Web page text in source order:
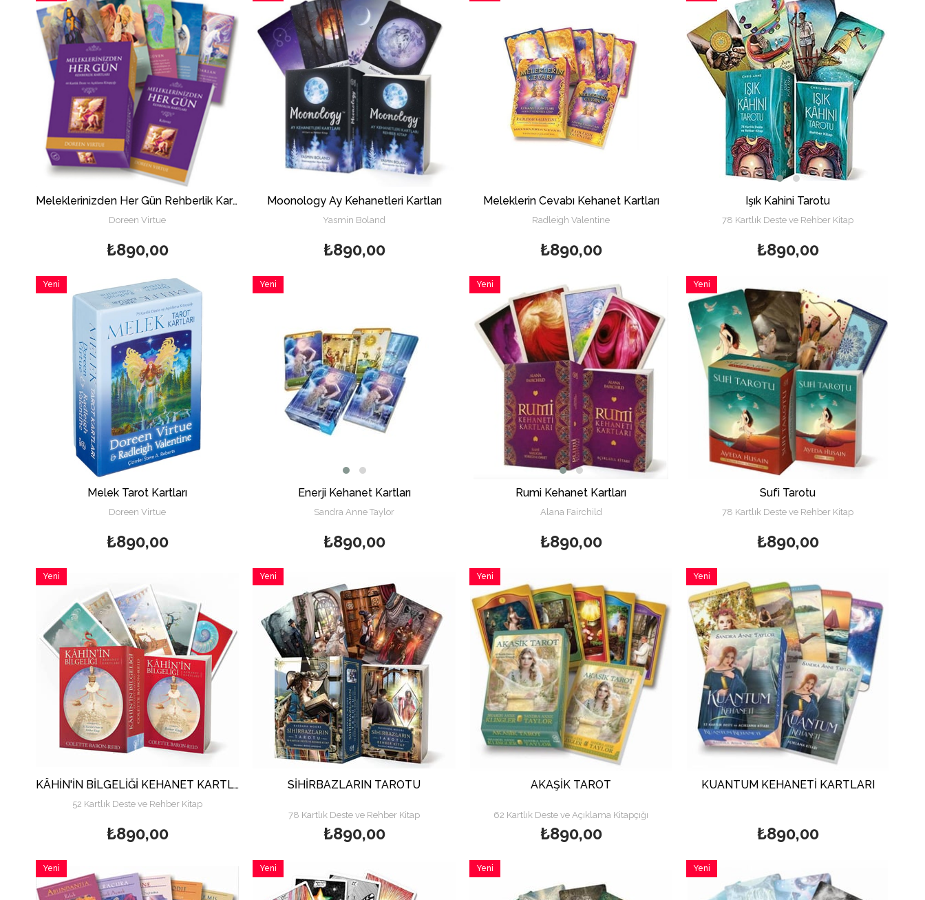
Meleklerinizden Her Gün Rehberlik Kartları
Doreen Virtue
₺890,00
Ürün
Moonology Ay Kehanetleri Kartları
Yasmin Boland
₺890,00
Meleklerin Cevabı Kehanet Kartları
Radleigh Valentine
₺890,00
Işık Kahini Tarotu
78 Kartlık Deste ve Rehber Kitap
₺890,00
Melek Tarot Kartları
Doreen Virtue
₺890,00
Yeni
Enerji Kehanet Kartları
Sandra Anne Taylor
₺890,00
Yeni
Rumi Kehanet Kartları
Alana Fairchild
₺890,00
Yeni
Sufi Tarotu
78 Kartlık Deste ve Rehber Kitap
₺890,00
Yeni
Ürün
KÂHİN'İN BİLGELİĞİ KEHANET KARTLARI
52 Kartlık Deste ve Rehber Kitap
₺890,00
Yeni
SİHİRBAZLARIN TAROTU
78 Kartlık Deste ve Rehber Kitap
₺890,00
Yeni
AKAŞİK TAROT
62 Kartlık Deste ve Açıklama Kitapçığı
₺890,00
Yeni
Ürün
KUANTUM KEHANETİ KARTLARI
53 Kartlık Deste ve Açıklama Kitabı
₺890,00
Yeni
Ürün
Yeni
Ürün
Yeni
Yeni
Yeni